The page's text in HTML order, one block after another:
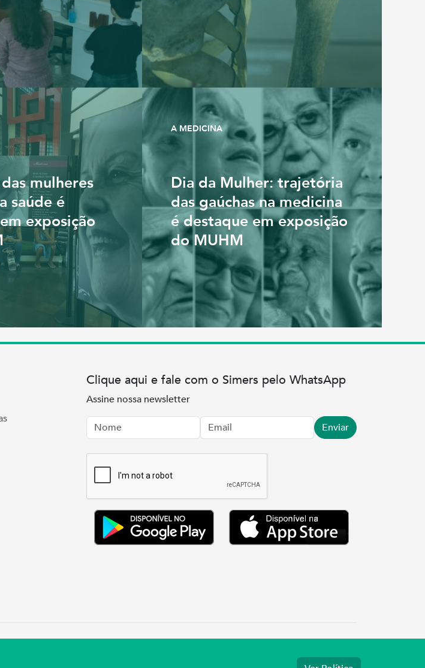
mulheres
saúde é
exposição
A MEDICINA
Dia da Mulher: trajetória
das gaúchas na medicina
é destaque em exposição
do MUHM
Clique aqui e fale com o Simers pelo WhatsApp
Assine nossa newsletter
Nome
Email Enviar
| Porto Alegre | (51) 3027.3737
03